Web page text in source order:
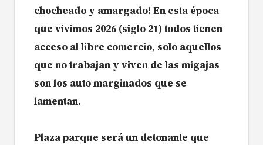
chocheado y amargado! En esta época
que vivimos 2026 (siglo 21) todos tienen
acceso al libre comercio, solo aquellos
que no trabajan y viven de las migajas
son los auto marginados que se
lamentan.
Plaza parque será un detonante que